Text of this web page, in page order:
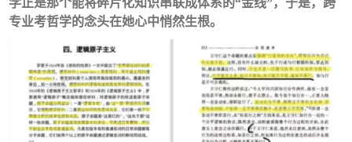
学正是那个能将碎片化知识串联成体系的“金线”，于是，跨
专业考哲学的念头在她心中悄然生根。